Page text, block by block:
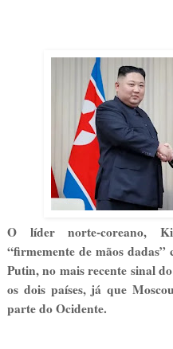
O líder norte-coreano,
“firmemente de mãos
Putin, no mais recente sinal
os dois países, já que
parte do Ocidente.